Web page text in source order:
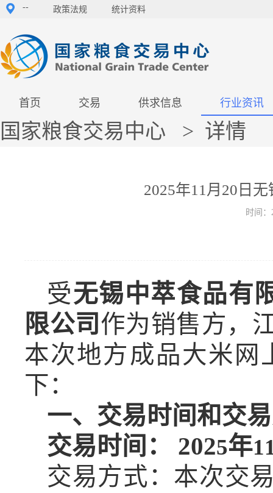
-- 政策法规 统计资料
首页 交易 供求信息 行业资讯
国家粮食交易中心 > 详情
2025年11月20日
时间
受无锡中萃食品有
限公司作为销售方，
本次地方成品大米网
下：
一、 交易时间和交
交易时间： 2025年
交易方式：本次交